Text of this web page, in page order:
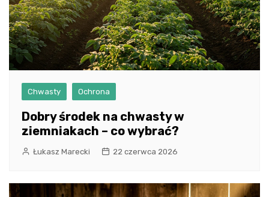
Chwasty Ochrona
Dobry środek na chwasty w
ziemniakach – co wybrać?
Łukasz Marecki 22 czerwca 2026